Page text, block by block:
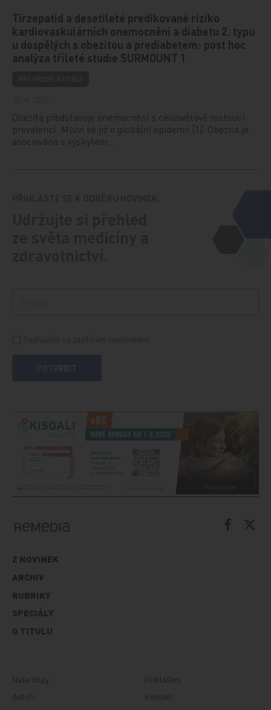
Tirzepatid a desetileté predikované riziko
kardiovaskulárních onemocnění a diabetu 2. typu
u dospělých s obezitou a prediabetem: post hoc
analýza tříleté studie SURMOUNT 1
Obezita představuje onemocnění s celosvětově rostoucí
prevalencí. Mluví se již o globální epidemii [1]. Obezita je
asociována s výskytem…
Z NOVINEK
ARCHIV
RUBRIKY
SPECIÁLY
O TITULU
Naše tituly
Autoři
Přihlášení
Kontakt